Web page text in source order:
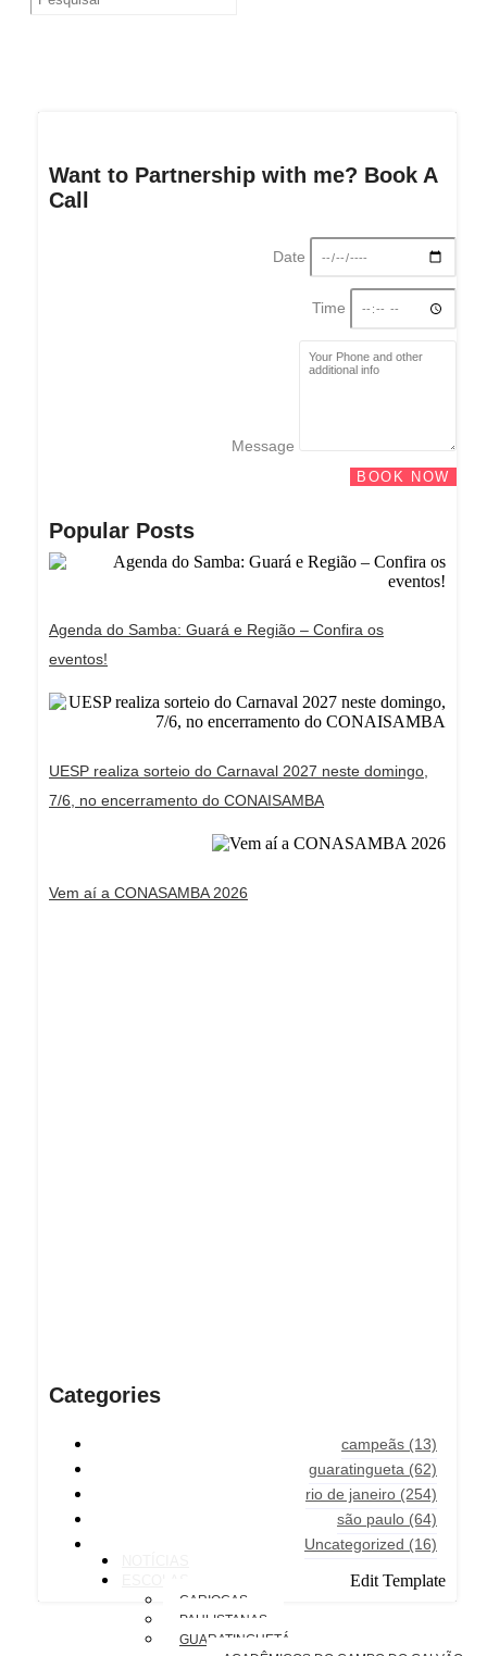
Want to Partnership with me? Book A
Call
Date
Time
Message
BOOK NOW
Popular Posts
Agenda do Samba: Guará e Região – Confira os
eventos!
UESP realiza sorteio do Carnaval 2027 neste domingo,
7/6, no encerramento do CONAISAMBA
Vem aí a CONASAMBA 2026
Categories
campeãs (13)
guaratingueta (62)
rio de janeiro (254)
são paulo (64)
Uncategorized (16)
Edit Template
CARIOCAS
PAULISTANAS
GUARATINGUETÁ